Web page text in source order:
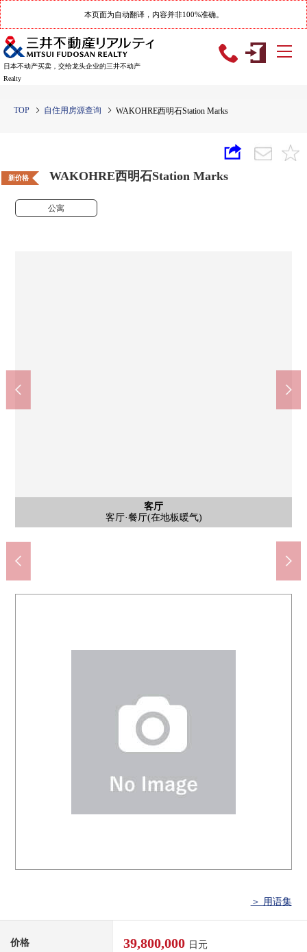
本页面为自动翻译，内容并非100%准确。
日本不动产买卖，交给龙头企业的三井不动产
Realty
TOP 自住用房源查询 WAKOHRE西明石Station Marks
新价格 WAKOHRE西明石Station Marks
公寓
客厅
客厅·餐厅(在地板暖气)
外观
外观(2017年8月建筑)
风景
从阳台希望东南一侧的风景
客厅
客厅·餐厅(在地板暖气)
厨房
厨房(食器洗乾燥機付来)
室内
日式房间(约4.3张塌塌米)
公共汽车
有喷雾桑拿浴、换气干燥暖气功能
洗脸
盥洗台
厕所
厕所(有温水冲洗功能)
阳台
阳台(最大出宽2.0m)
大厅
1楼共用休息室
入口
1楼入口
门口
1楼正门入口(防盗门)
外观
1楼正门入口入口周围
外观
外观(2017年8月建筑)
外观
外观(2017年8月建筑)
外观
外观(2017年8月建筑)
＞ 用语集
价格 39,800,000 日元